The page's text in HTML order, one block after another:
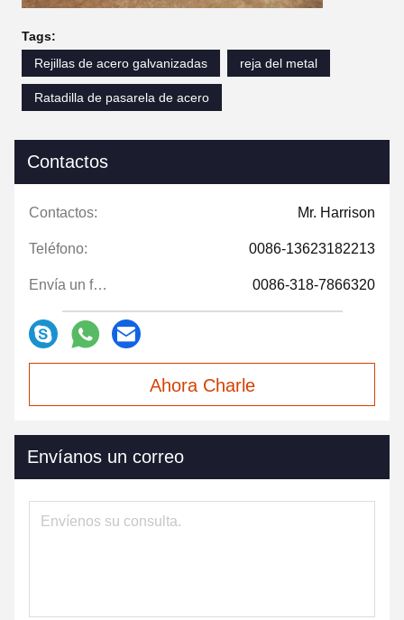
Tags:
Rejillas de acero galvanizadas
reja del metal
Ratadilla de pasarela de acero
Contactos
Contactos: Mr. Harrison
Teléfono: 0086-13623182213
Envía un fax.: 0086-318-7866320
Ahora Charle
Envíanos un correo